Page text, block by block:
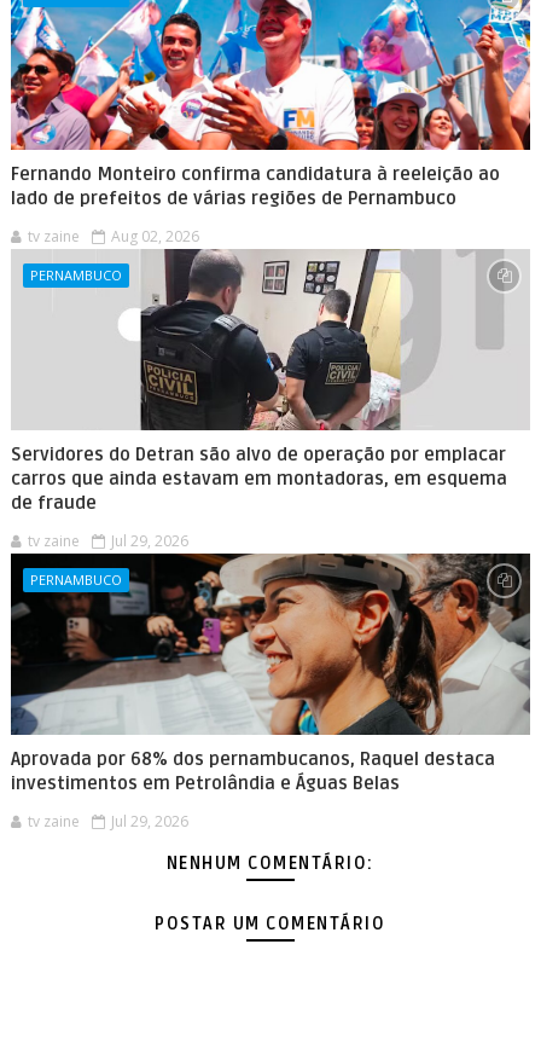
Fernando Monteiro confirma candidatura à reeleição ao
lado de prefeitos de várias regiões de Pernambuco
tv zaine Aug 02, 2026
PERNAMBUCO
Servidores do Detran são alvo de operação por emplacar
carros que ainda estavam em montadoras, em esquema
de fraude
tv zaine Jul 29, 2026
PERNAMBUCO
Aprovada por 68% dos pernambucanos, Raquel destaca
investimentos em Petrolândia e Águas Belas
tv zaine Jul 29, 2026
NENHUM COMENTÁRIO:
POSTAR UM COMENTÁRIO